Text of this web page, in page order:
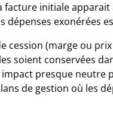
initiale apparait
dépenses exonérées
cession (marge ou
soient conservées
presque neutre
de gestion où les